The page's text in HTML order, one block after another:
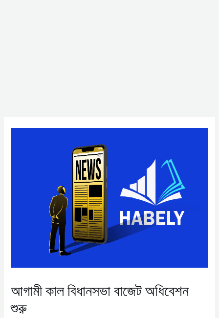
আগামী কাল বিধানসভা বাজেট অধিবেশন
শুরু